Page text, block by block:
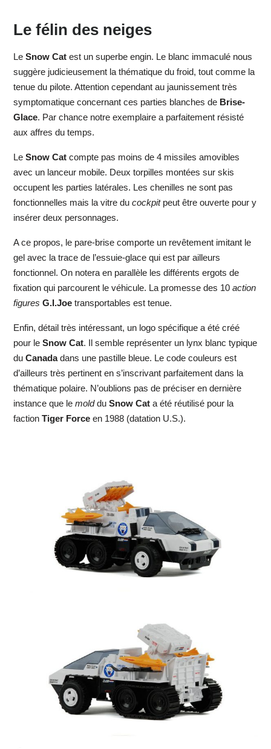
Le félin des neiges
Le Snow Catest un superbe engin. Le blanc immaculé nous
suggère judicieusement la thématique du froid, tout comme la
tenue du pilote. Attention cependant au jaunissement très
symptomatique concernant ces parties blanches de Brise-
Glace. Par chance notre exemplaire a parfaitement résisté
aux affres du temps.
Le Snow Cat compte pas moins de 4 missiles amovibles
avec un lanceur mobile. Deux torpilles montées sur skis
occupent les parties latérales. Les chenilles ne sont pas
fonctionnelles mais la vitre du cockpitpeut être ouverte pour y
insérer deux personnages.
A ce propos, le pare-brise comporte un revêtement imitant le
gel avec la trace de l’essuie-glace qui est par ailleurs
fonctionnel. On notera en parallèle les différents ergots de
fixation qui parcourent le véhicule. La promesse des 10 action
figures G.I.Joetransportables est tenue.
Enfin, détail très intéressant, un logo spécifique a été créé
pour le Snow Cat. Il semble représenter un lynx blanc typique
du Canadadans une pastille bleue. Le code couleurs est
d’ailleurs très pertinent en s’inscrivant parfaitement dans la
thématique polaire. N’oublions pas de préciser en dernière
instance que le molddu Snow Cata été réutilisé pour la
faction Tiger Forceen 1988 (datation U.S.).